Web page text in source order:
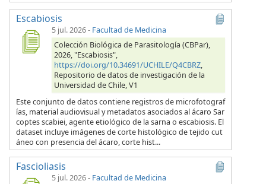
Escabiosis
5 jul. 2026- Facultad de Medicina
Colección Biológica de Parasitología (CBPar),
2026, "Escabiosis",
https://doi.org/10.34691/UCHILE/Q4CBRZ,
Repositorio de datos de investigación de la
Universidad de Chile, V1
Este conjunto de datos contiene registros de microfotograf
ías, material audiovisual y metadatos asociados al ácaro Sar
coptes scabiei, agente etiológico de la sarna o escabiosis. El
dataset incluye imágenes de corte histológico de tejido cut
áneo con presencia del ácaro, corte hist...
Fascioliasis
5 jul. 2026- Facultad de Medicina